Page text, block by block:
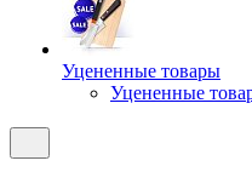
Уцененные товары
Уцененные